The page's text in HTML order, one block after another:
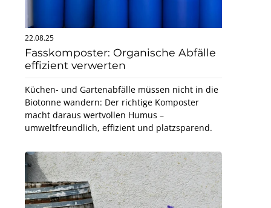
22.08.25
Fasskomposter: Organische Abfälle
effizient verwerten
Küchen- und Gartenabfälle müssen nicht in die
Biotonne wandern: Der richtige Komposter
macht daraus wertvollen Humus –
umweltfreundlich, effizient und platzsparend.